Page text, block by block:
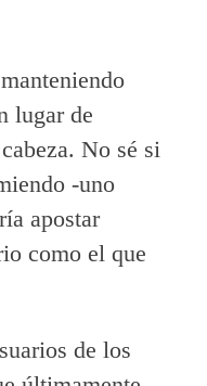
lugar de
No sé si
-uno
apostar
como el que
de los